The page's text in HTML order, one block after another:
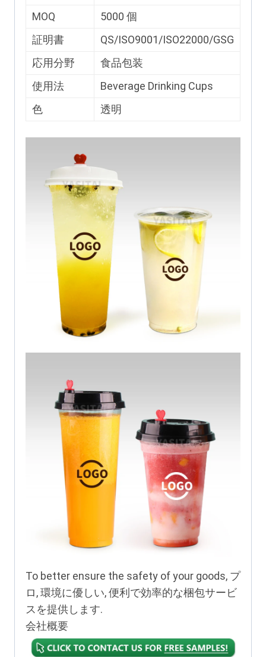
MOQ
5000 個
証明書
QS/ISO9001/ISO22000/GSG
応用分野
食品包装
使用法
Beverage Drinking Cups
色
透明
To better ensure the safety of your goods, プ
ロ, 環境に優しい, 便利で効率的な梱包サービ
スを提供します.
会社概要